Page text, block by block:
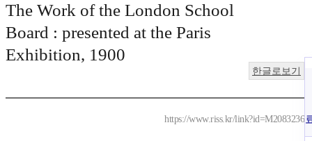
The Work of the London School
Board : presented at the Paris
Exhibition, 1900
한글로보기
https://www.riss.kr/link?id=M2083236